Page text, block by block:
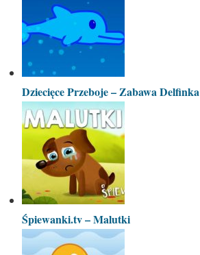
Dziecięce Przeboje – Zabawa Delfinka
Śpiewanki.tv – Malutki